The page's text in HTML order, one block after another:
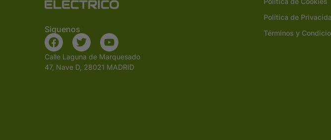
Siguenos
Calle Laguna de Marquesado
47, Nave D, 28021 MADRID
Política de
Términos y